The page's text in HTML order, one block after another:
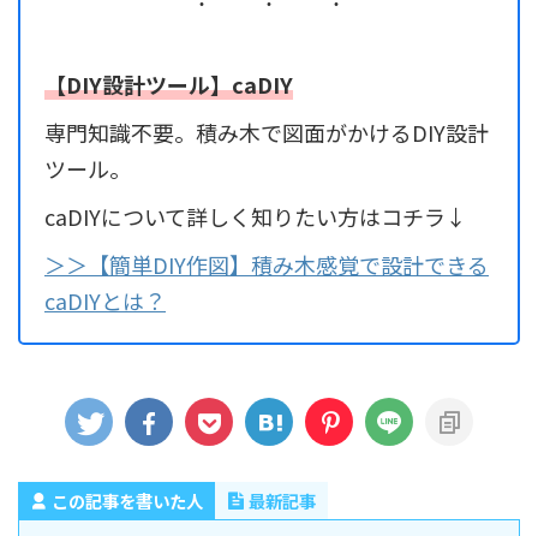
【DIY設計ツール】caDIY
専門知識不要。積み木で図面がかけるDIY設計
ツール。
caDIYについて詳しく知りたい方はコチラ↓
＞＞【簡単DIY作図】積み木感覚で設計できる
caDIYとは？
この記事を書いた人
最新記事